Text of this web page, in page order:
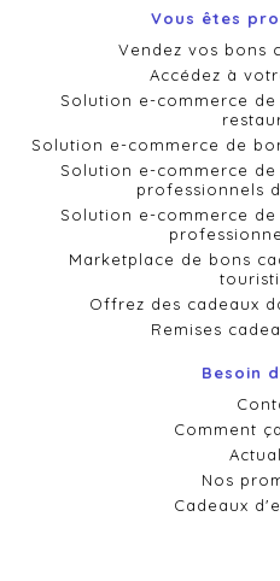
Vous êtes
Vendez vos bons
Accédez à
Solution e-commerce
Solution e-commerce de
Solution e-commerce
professionnels
Solution e-commerce
Marketplace de bons
Offrez des cadeaux
Remises
Besoin
Comment
Nos
Cadeaux